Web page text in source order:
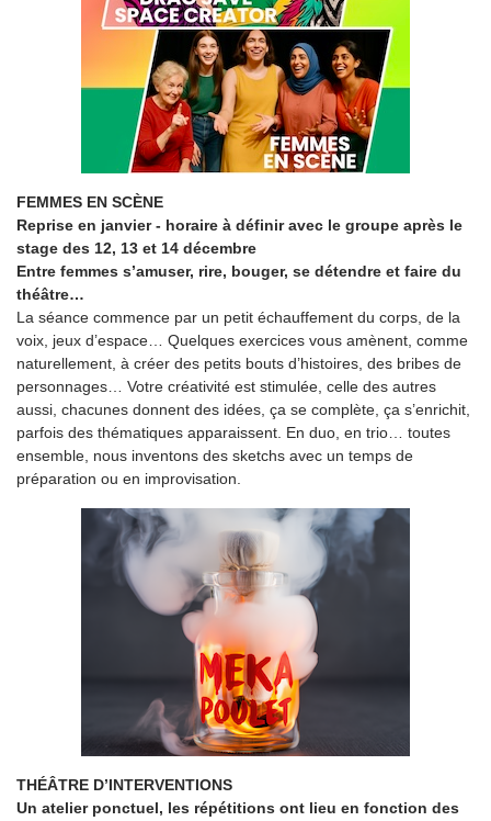
FEMMES EN SCÈNE
Reprise en janvier - horaire à définir avec le groupe après le
stage des 12, 13 et 14 décembre
Entre femmes s’amuser, rire, bouger, se détendre et faire du
théâtre…
La séance commence par un petit échauffement du corps, de la
voix, jeux d’espace… Quelques exercices vous amènent, comme
naturellement, à créer des petits bouts d’histoires, des bribes de
personnages… Votre créativité est stimulée, celle des autres
aussi, chacunes donnent des idées, ça se complète, ça s’enrichit,
parfois des thématiques apparaissent. En duo, en trio… toutes
ensemble, nous inventons des sketchs avec un temps de
préparation ou en improvisation.
THÉÂTRE D’INTERVENTIONS
Un atelier ponctuel, les répétitions ont lieu en fonction des